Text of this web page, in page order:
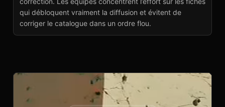
qui débloquent vraiment la diffusion et évitent de
corriger le catalogue dans un ordre flou.